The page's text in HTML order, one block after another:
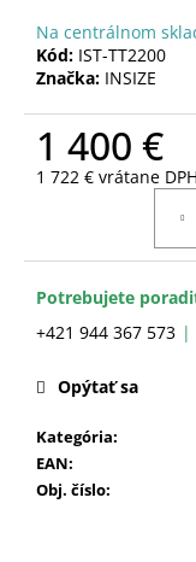
Na centrálnom
Kód: IST-TT2200
Značka: INSIZE
1 400 €
1 722 € vrátane DPH
Potrebujete
+421 944 367 573
Kategória:
EAN:
Obj. číslo:
Opýtať sa
O
d
o
ú
m